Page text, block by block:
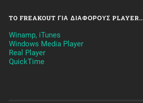
TO FREAKOUT ΓΙΑ ΔΙΆΦΟΡΟΥΣ PLAYER..
Winamp, iTunes
Windows Media Player
Real Player
QuickTime